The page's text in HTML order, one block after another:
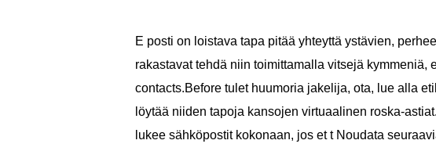
E posti on loistava tapa pitää yhteyttä ystävien,
rakastavat tehdä niin toimittamalla vitsejä kymmeniä,
contacts.Before tulet huumoria jakelija, ota, lue alla
löytää niiden tapoja kansojen virtuaalinen roska-
lukee sähköpostit kokonaan, jos et t Noudata